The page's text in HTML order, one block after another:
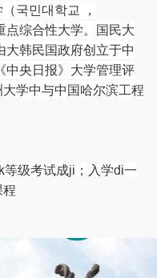
국민대학교 ，
综合性大学。国民大
韩民国政府创立于中
中央日报》大学管理评
学中与中国哈尔滨工程
等级考试成ji；入学di一
程